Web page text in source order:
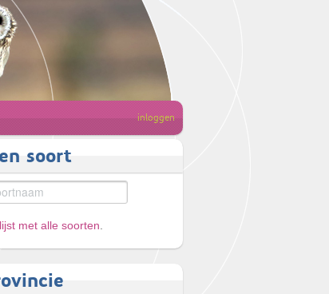
inloggen
soort
met alle soorten